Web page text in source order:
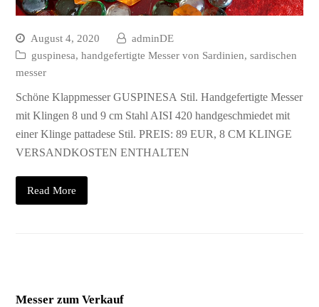
August 4, 2020
adminDE
guspinesa,handgefertigte Messer von Sardinien,sardischen
messer
Schöne Klappmesser GUSPINESA Stil. Handgefertigte Messer
mit Klingen 8 und 9 cm Stahl AISI 420 handgeschmiedet mit
einer Klinge pattadese Stil. PREIS: 89 EUR, 8 CM KLINGE
VERSANDKOSTEN ENTHALTEN
Read More
Messer zum Verkauf